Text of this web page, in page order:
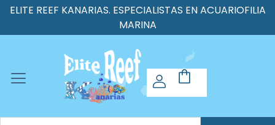
ELITE REEF KANARIAS. ESPECIALISTAS EN ACUARIOFILIA
MARINA